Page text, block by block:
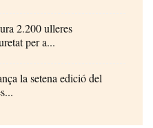
2.200 ulleres
per a...
la setena edició del